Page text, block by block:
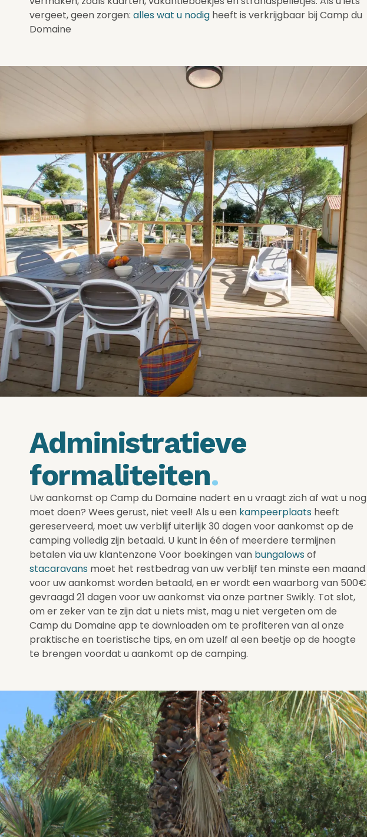
vergeet, geen zorgen: alles wat u nodig heeft is verkrijgbaar bij Camp du
Domaine
Administratieve
formaliteiten.
Uw aankomst op Camp du Domaine nadert en u vraagt zich af wat u nog
moet doen? Wees gerust, niet veel! Als u een kampeerplaats heeft
gereserveerd, moet uw verblijf uiterlijk 30 dagen voor aankomst op de
camping volledig zijn betaald. U kunt in één of meerdere termijnen
betalen via uw klantenzone Voor boekingen van bungalowsof
stacaravans moet het restbedrag van uw verblijf ten minste een maand
voor uw aankomst worden betaald, en er wordt een waarborg van 500€
gevraagd 21 dagen voor uw aankomst via onze partner Swikly. Tot slot,
om er zeker van te zijn dat u niets mist, mag u niet vergeten om de
Camp du Domaine app te downloaden om te profiteren van al onze
praktische en toeristische tips, en om uzelf al een beetje op de hoogte
te brengen voordat u aankomt op de camping.